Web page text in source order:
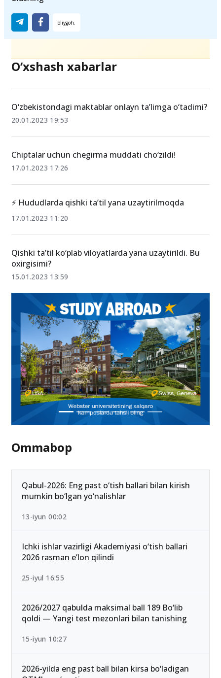
Ulashing
O‘xshash xabarlar
O‘zbekistondagi maktablar onlayn ta’limga o‘tadimi?
20.01.2023 19:53
Chiptalar uchun chegirma muddati cho‘zildi!
17.01.2023 17:26
⚡️ Hududlarda qishki ta’til yana uzaytirilmoqda
17.01.2023 11:20
15.01.2023 13:59
Ommabop
Qabul-2026: Eng past o‘tish ballari bilan kirish
mumkin bo‘lgan yo‘nalishlar
13-iyun 00:02
Ichki ishlar vazirligi Akademiyasi o‘tish ballari
2026 rasman e’lon qilindi
25-iyul 16:55
2026/2027 qabulda maksimal ball 189 Bo‘lib
qoldi — Yangi test mezonlari bilan tanishing
15-iyun 10:27